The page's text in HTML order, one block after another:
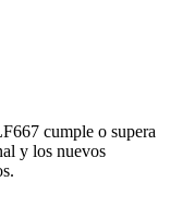
cumple o supera
y los nuevos